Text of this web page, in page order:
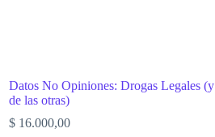
Datos No Opiniones: Drogas Legales (y
de las otras)
$16.000,00